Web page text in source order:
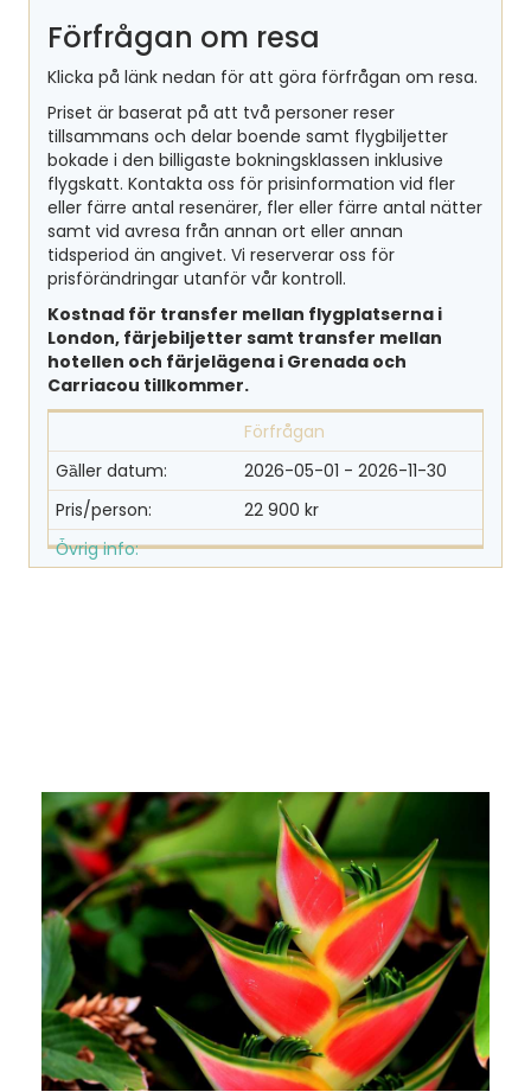
Förfrågan om resa
Klicka på länk nedan för att göra förfrågan om resa.
Priset är baserat på att två personer reser
tillsammans och delar boende samt flygbiljetter
bokade i den billigaste bokningsklassen inklusive
flygskatt. Kontakta oss för prisinformation vid fler
eller färre antal resenärer, fler eller färre antal nätter
samt vid avresa från annan ort eller annan
tidsperiod än angivet. Vi reserverar oss för
prisförändringar utanför vår kontroll.
Kostnad för transfer mellan flygplatserna i
London, färjebiljetter samt transfer mellan
hotellen och färjelägena i Grenada och
Carriacou tillkommer.
Förfrågan
2026-05-01 - 2026-11-30
22 900 kr